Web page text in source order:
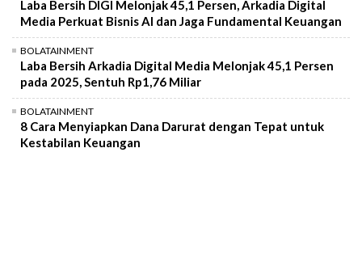
Laba Bersih DIGI Melonjak 45,1 Persen, Arkadia Digital
Media Perkuat Bisnis AI dan Jaga Fundamental Keuangan
BOLATAINMENT
Laba Bersih Arkadia Digital Media Melonjak 45,1 Persen
pada 2025, Sentuh Rp1,76 Miliar
BOLATAINMENT
8 Cara Menyiapkan Dana Darurat dengan Tepat untuk
Kestabilan Keuangan